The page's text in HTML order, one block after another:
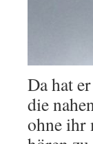
Da hat
die
ohne ihr